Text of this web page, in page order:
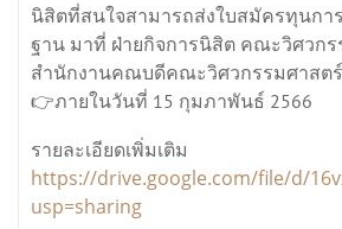
นิสิตที่สนใจสามารถส่งใบสมัครทุนก
ฐาน มาที่ ฝ่ายกิจการนิสิต คณะวิศวก
สำนักงานคณบดีคณะวิศวกรรมศาสต
👉ภายในวันที่ 15 กุมภาพันธ์ 2566
รายละเอียดเพิ่มเติม
https://drive.google.com/file/d/
usp=sharing